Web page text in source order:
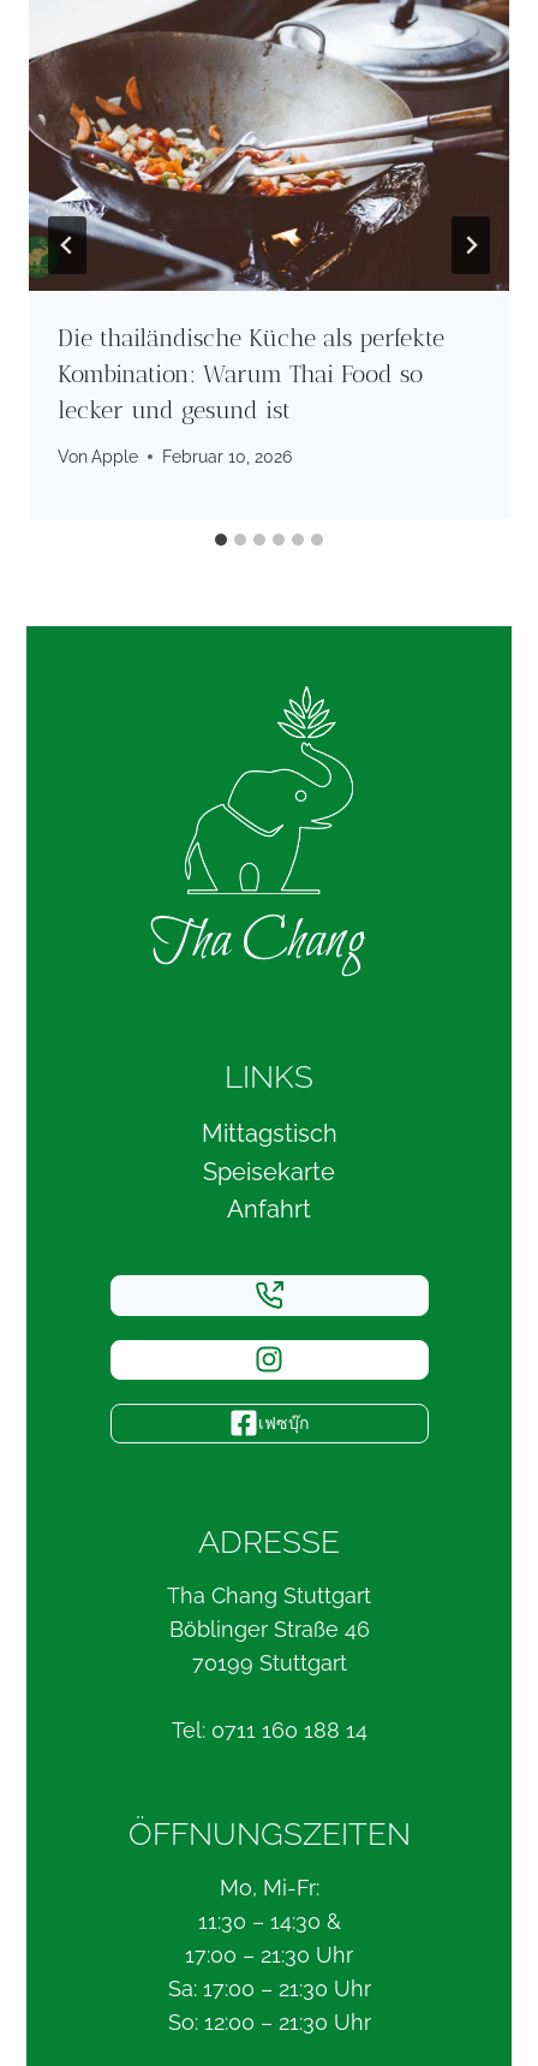
Die thailändische Küche als perfekte
Kombination: Warum Thai Food so
lecker und gesund ist
VonApple Februar 10, 2026
Tha Chang
LINKS
Mittagstisch
Speisekarte
Anfahrt
เฟซบุ๊ก
ADRESSE
Tha Chang Stuttgart
Böblinger Straße 46
70199 Stuttgart
Tel: 0711 160 188 14
ÖFFNUNGSZEITEN
Mo, Mi-Fr:
11:30 – 14:30 &
17:00 – 21:30 Uhr
Sa: 17:00 – 21:30 Uhr
So: 12:00 – 21:30 Uhr